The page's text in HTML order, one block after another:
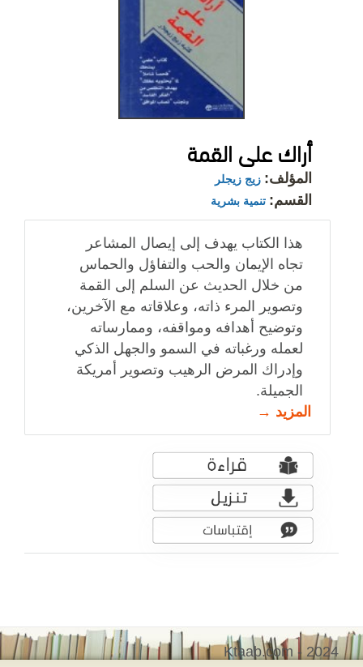
أراك على القمة
المؤلف: زيج زيجلر
القسم: تنمية بشرية
هذا الكتاب يهدف إلى إيصال المشاعر
تجاه الإيمان والحب والتفاؤل والحماس
من خلال الحديث عن السلم إلى القمة
وتصوير المرء ذاته، وعلاقاته مع الآخرين،
وتوضيح أهدافه ومواقفه، وممارساته
لعمله ورغباته في السمو والجهل الذكي
وإدراك المرض الرهيب وتصوير أمريكة
الجميلة.
المزيد →
Ktaab.com - 2024